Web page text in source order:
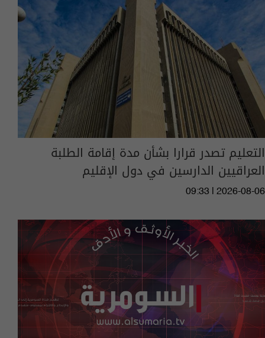
التعليم تصدر قرارا بشأن مدة إقامة الطلبة
العراقيين الدارسين في دول الإقليم
09:33 | 2026-08-06